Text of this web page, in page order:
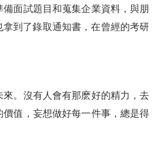
面試題目和蒐集企業資料，與朋
到了錄取通知書，在曾經的考研
。沒有人會有那麽好的精力，去
值，妄想做好每一件事，總是得